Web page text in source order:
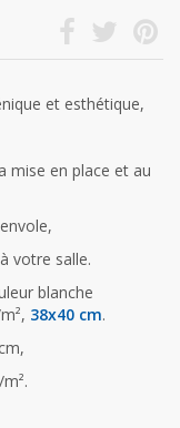
et esthétique,
mise en place et au
votre salle.
blanche
38x40 cm.